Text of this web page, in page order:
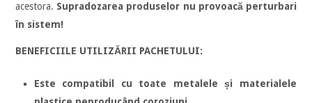
acestora. Supradozarea produselor nu provoacă perturbari
în sistem!
BENEFICIILE UTILIZĂRII PACHETULUI:
Este compatibil cu toate metalele și materialele